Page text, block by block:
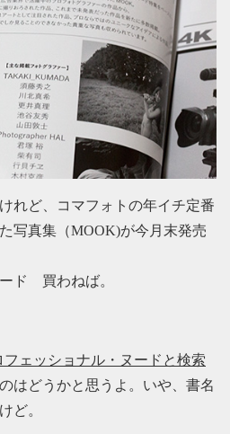
れど、コマフォトの年イチ定番
写真集（MOOK)が今月末発売
ド 買わねば。
フェッショナル・ヌードと検索
のはどうかと思うよ。いや、書名
ど。